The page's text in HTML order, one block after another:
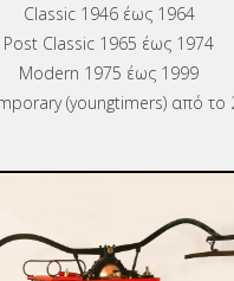
Classic 1946 έως 1964
Post Classic 1965 έως 1974
Modern 1975 έως 1999
(youngtimers) από το